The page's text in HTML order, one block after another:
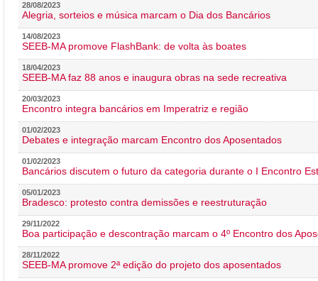
28/08/2023
Alegria, sorteios e música marcam o Dia dos Bancários
14/08/2023
SEEB-MA promove FlashBank: de volta às boates
18/04/2023
SEEB-MA faz 88 anos e inaugura obras na sede recreativa
20/03/2023
Encontro integra bancários em Imperatriz e região
01/02/2023
Debates e integração marcam Encontro dos Aposentados
01/02/2023
Bancários discutem o futuro da categoria durante o I Encontro
05/01/2023
Bradesco: protesto contra demissões e reestruturação
29/11/2022
Boa participação e descontração marcam o 4º Encontro dos
28/11/2022
SEEB-MA promove 2ª edição do projeto dos aposentados